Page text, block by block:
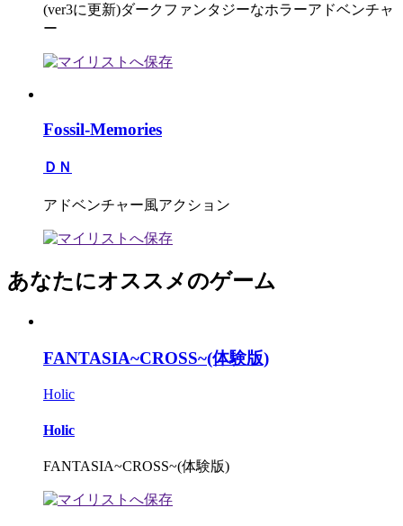
(ver3に更新)ダークファンタジーなホラーアドベンチャ
ー
Fossil-Memories
ＤＮ
アドベンチャー風アクション
あなたにオススメのゲーム
FANTASIA~CROSS~(体験版)
Holic
Holic
FANTASIA~CROSS~(体験版)